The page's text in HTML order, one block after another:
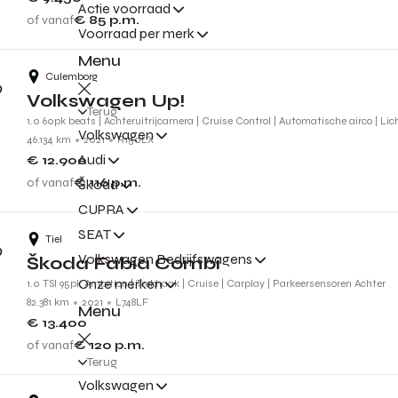
Actie voorraad
Voorraad per merk
Menu
Terug
Volkswagen
Audi
Škoda
CUPRA
SEAT
Volkswagen Bedrijfswagens
Onze merken
Menu
Terug
Volkswagen
of vanaf€ 85 p.m.
Culemborg
Volkswagen Up!
1.0 60pk beats | Achteruitrijcamera | Cruise Control | Automatische airco |
46.134 km
2021 R150LX
€ 12.900
of vanaf€ 116p.m.
Tiel
Škoda Fabia Combi
1.0 TSI 95pk Ambition | Trekhaak | Cruise | Carplay | Parkeersensoren Achter
82.381 km
2021 L748LF
€ 13.400
of vanaf€ 120 p.m.